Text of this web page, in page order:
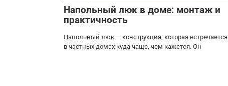
Напольный люк в доме: монтаж и
практичность
Напольный люк — конструкция, которая встречается
в частных домах куда чаще, чем кажется. Он